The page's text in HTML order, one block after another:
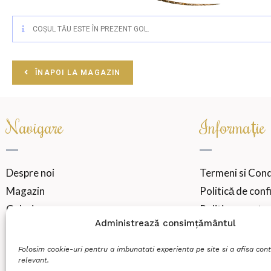
Administrează consimțământul
Folosim cookie-uri pentru a imbunatati experienta pe site si a afisa
relevant.
COȘUL TĂU ESTE ÎN PREZENT GOL.
ÎNAPOI LA MAGAZIN
Navigare
Despre noi
Magazin
Galerie
Informație
Termeni si
Politică de
Politica
ANPC-
SOL-